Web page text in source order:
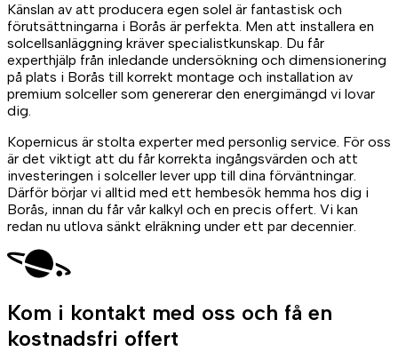
Känslan av att producera egen solel är fantastisk och
förutsättningarna i Borås är perfekta. Men att installera en
solcellsanläggning kräver specialistkunskap. Du får
experthjälp från inledande undersökning och dimensionering
på plats i Borås till korrekt montage och installation av
premium solceller som genererar den energimängd vi lovar
dig.
Kopernicus är stolta experter med personlig service. För oss
är det viktigt att du får korrekta ingångsvärden och att
investeringen i solceller lever upp till dina förväntningar.
Därför börjar vi alltid med ett hembesök hemma hos dig i
Borås, innan du får vår kalkyl och en precis offert. Vi kan
redan nu utlova sänkt elräkning under ett par decennier.
Kom i kontakt med oss och få en
kostnadsfri offert